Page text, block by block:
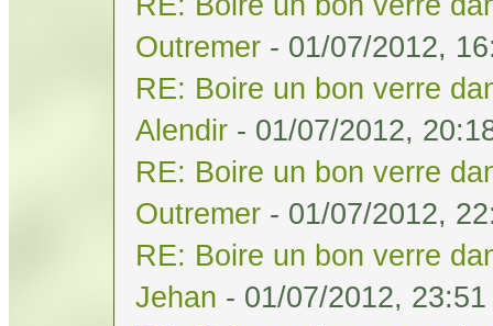
Outremer - 01/07/2012,
RE: Boire un bon verre
Alendir - 01/07/2012,
RE: Boire un bon verre
Outremer - 01/07/2012,
RE: Boire un bon verre
Jehan - 01/07/2012, 23:51